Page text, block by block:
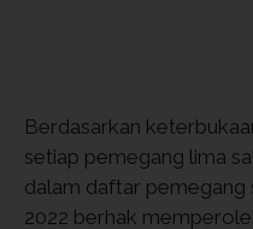
Berdasarkan
setiap pemegang lima
dalam daftar pemegang
2022 berhak